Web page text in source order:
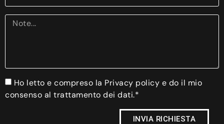
Ho letto e compreso la Privacy policy e do il mio
consenso al trattamento dei dati.*
INVIA RICHIESTA